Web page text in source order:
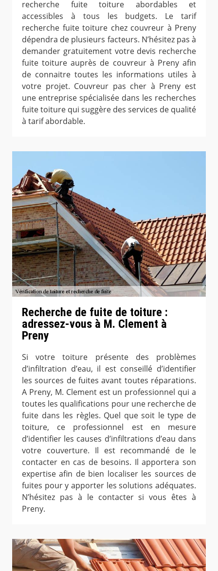
recherche fuite toiture abordables et
accessibles à tous les budgets. Le tarif
recherche fuite toiture chez couvreur à Preny
dépendra de plusieurs facteurs. N’hésitez pas à
demander gratuitement votre devis recherche
fuite toiture auprès de couvreur à Preny afin
de connaitre toutes les informations utiles à
votre projet. Couvreur pas cher à Preny est
une entreprise spécialisée dans les recherches
fuite toiture qui suggère des services de qualité
à tarif abordable.
Recherche de fuite de toiture :
adressez-vous à M. Clement à
Preny
Si votre toiture présente des problèmes
d’infiltration d’eau, il est conseillé d’identifier
les sources de fuites avant toutes réparations.
A Preny, M. Clement est un professionnel qui a
toutes les qualifications pour une recherche de
fuite dans les règles. Quel que soit le type de
toiture, ce professionnel est en mesure
d’identifier les causes d’infiltrations d’eau dans
votre couverture. Il est recommandé de le
contacter en cas de besoins. Il apportera son
expertise afin de bien localiser les sources de
fuites pour y apporter les solutions adéquates.
N’hésitez pas à le contacter si vous êtes à
Preny.